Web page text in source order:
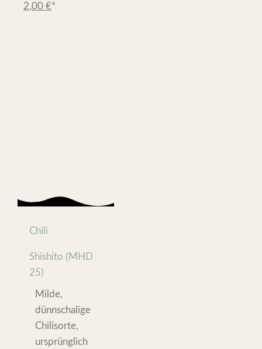
2,00 €*
Chili
Shishito (MHD
25)
Milde,
dünnschalige
Chilisorte,
ursprünglich